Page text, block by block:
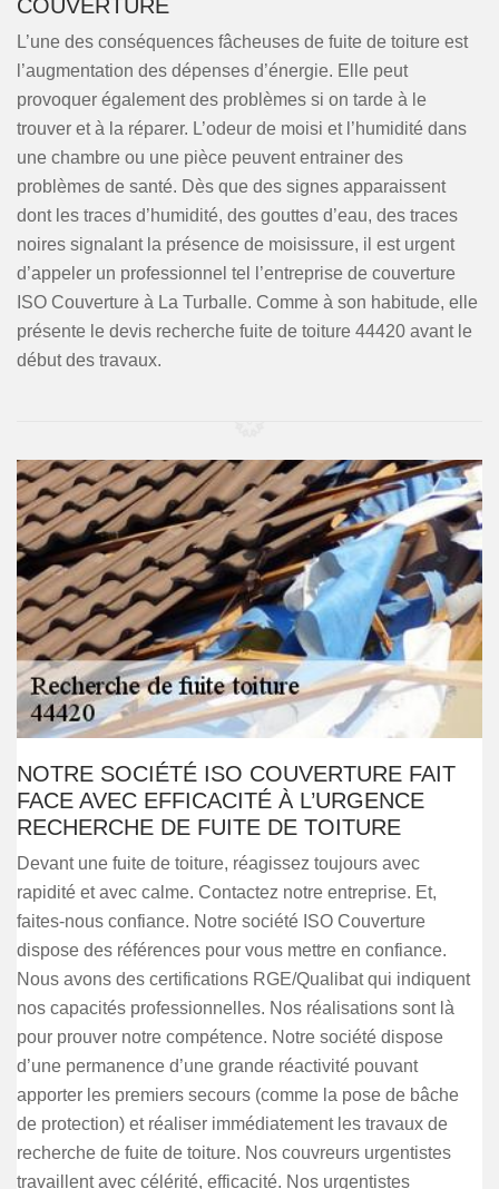
COUVERTURE
L’une des conséquences fâcheuses de fuite de toiture est
l’augmentation des dépenses d’énergie. Elle peut
provoquer également des problèmes si on tarde à le
trouver et à la réparer. L’odeur de moisi et l’humidité dans
une chambre ou une pièce peuvent entrainer des
problèmes de santé. Dès que des signes apparaissent
dont les traces d’humidité, des gouttes d’eau, des traces
noires signalant la présence de moisissure, il est urgent
d’appeler un professionnel tel l’entreprise de couverture
ISO Couverture à La Turballe. Comme à son habitude, elle
présente le devis recherche fuite de toiture 44420 avant le
début des travaux.
NOTRE SOCIÉTÉ ISO COUVERTURE FAIT
FACE AVEC EFFICACITÉ À L’URGENCE
RECHERCHE DE FUITE DE TOITURE
Devant une fuite de toiture, réagissez toujours avec
rapidité et avec calme. Contactez notre entreprise. Et,
faites-nous confiance. Notre société ISO Couverture
dispose des références pour vous mettre en confiance.
Nous avons des certifications RGE/Qualibat qui indiquent
nos capacités professionnelles. Nos réalisations sont là
pour prouver notre compétence. Notre société dispose
d’une permanence d’une grande réactivité pouvant
apporter les premiers secours (comme la pose de bâche
de protection) et réaliser immédiatement les travaux de
recherche de fuite de toiture. Nos couvreurs urgentistes
travaillent avec célérité, efficacité. Nos urgentistes